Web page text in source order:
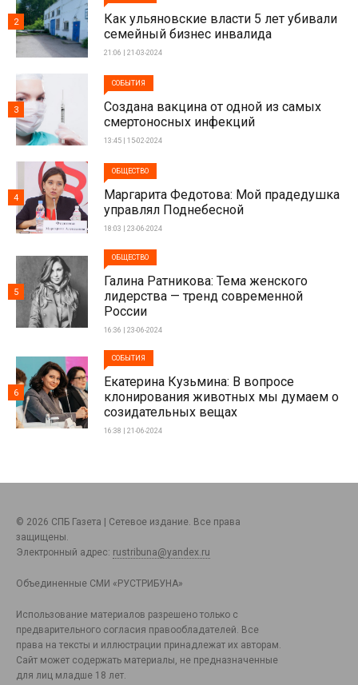
Как ульяновские власти 5 лет убивали
семейный бизнес инвалида
21:06 | 21-03-2024
2
СОБЫТИЯ
Создана вакцина от одной из самых
смертоносных инфекций
13:45 | 15-02-2024
3
ОБЩЕСТВО
Маргарита Федотова: Мой прадедушка
управлял Поднебесной
18:03 | 23-06-2024
4
ОБЩЕСТВО
Галина Ратникова: Тема женского
лидерства — тренд современной
России
16:36 | 23-06-2024
5
СОБЫТИЯ
Екатерина Кузьмина: В вопросе
клонирования животных мы думаем о
созидательных вещах
16:38 | 21-06-2024
6
© 2026 СПБ Газета | Сетевое издание. Все права
защищены.
Электронный адрес: rustribuna@yandex.ru
Объединенные СМИ «РУСТРИБУНА»
Использование материалов разрешено только с
предварительного согласия правообладателей. Все
права на тексты и иллюстрации принадлежат их авторам.
Сайт может содержать материалы, не предназначенные
для лиц младше 18 лет.